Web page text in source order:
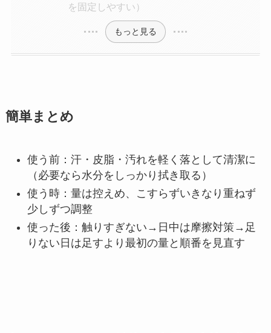
を固定しやすい）
もっと見る
簡単まとめ
使う前：汗・皮脂・汚れを軽く落として清潔に
（必要なら水分をしっかり拭き取る）
使う時：量は控えめ、こすらずいきなり重ねず
少しずつ調整
使った後：触りすぎない→日中は摩擦対策→足
りない日は足すより最初の量と順番を見直す